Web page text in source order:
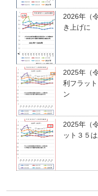
2026年（
き上げに
2025年（
利フラッ
ン
2025年（
ット３５